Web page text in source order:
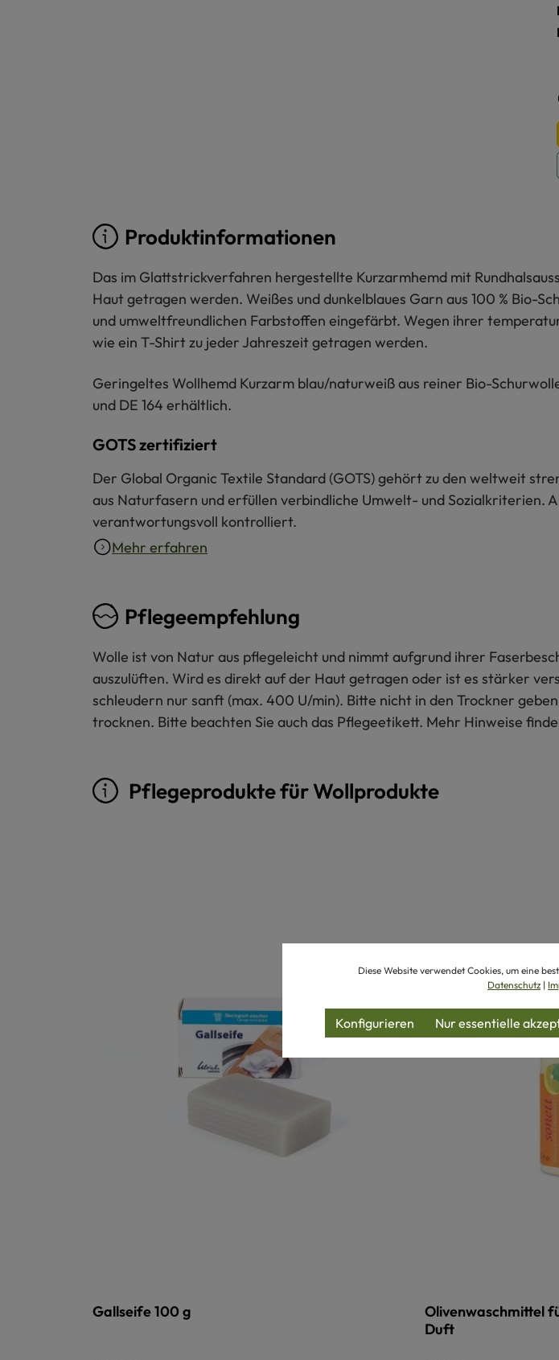
Produktinformationen
Das im Glattstrickverfahren hergestellte Kurzarmhemd mit
Haut getragen werden. Weißes und dunkelblaues Garn aus 100 % Bio-
und umweltfreundlichen Farbstoffen eingefärbt. Wegen ihrer
wie ein T-Shirt zu jeder Jahreszeit getragen werden.
Geringeltes Wollhemd Kurzarm blau/naturweiß aus reiner Bio-
und DE 164 erhältlich.
GOTS zertifiziert
Der Global Organic Textile Standard (GOTS) gehört zu den weltweit
aus Naturfasern und erfüllen verbindliche Umwelt- und
verantwortungsvoll kontrolliert.
Mehr erfahren
Pflegeempfehlung
Wolle ist von Natur aus pflegeleicht und nimmt aufgrund ihrer
auszulüften. Wird es direkt auf der Haut getragen oder ist es stärker
schleudern nur sanft (max. 400 U/min). Bitte nicht in den Trockner
trocknen. Bitte beachten Sie auch das Pflegeetikett. Mehr Hinweise
Pflegeprodukte für Wollprodukte
Gallseife 100 g
Olivenwaschmittel
Duft
Diese Website verwendet Cookies, um eine
Datenschutz |
Nur essentielle
Konfigurieren